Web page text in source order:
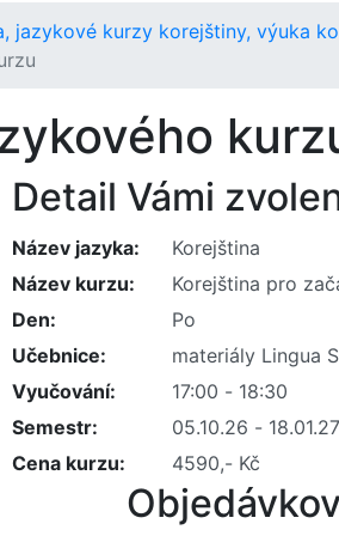
jazykové kurzy korejštiny, výuka
Detail Vámi
Název jazyka
Název kurzu
Den
Učebnice
Vyučování
Semestr
Cena kurzu